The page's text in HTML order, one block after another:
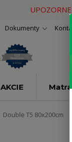
Dokumenty
AKCIE
Double T5 80x200cm